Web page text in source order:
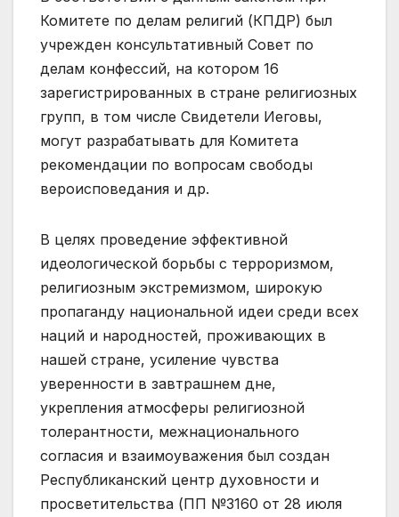
Комитете по делам религий (КПДР) был
учрежден консультативный Совет по
делам конфессий, на котором 16
зарегистрированных в стране религиозных
групп, в том числе Свидетели Иеговы,
могут разрабатывать для Комитета
рекомендации по вопросам свободы
вероисповедания и др.
В целях проведение эффективной
идеологической борьбы с терроризмом,
религиозным экстремизмом, широкую
пропаганду национальной идеи среди всех
наций и народностей, проживающих в
нашей стране, усиление чувства
уверенности в завтрашнем дне,
укрепления атмосферы религиозной
толерантности, межнационального
согласия и взаимоуважения был создан
Республиканский центр духовности и
просветительства (ПП №3160 от 28 июля